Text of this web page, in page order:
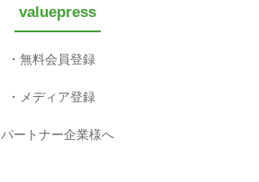
valuepress
無料会員登録
メディア登録
パートナー企業様へ